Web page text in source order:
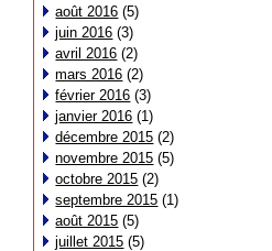
août 2016 (5)
juin 2016 (3)
avril 2016 (2)
mars 2016 (2)
février 2016 (3)
janvier 2016 (1)
décembre 2015 (2)
novembre 2015 (5)
octobre 2015 (2)
septembre 2015 (1)
août 2015 (5)
juillet 2015 (5)